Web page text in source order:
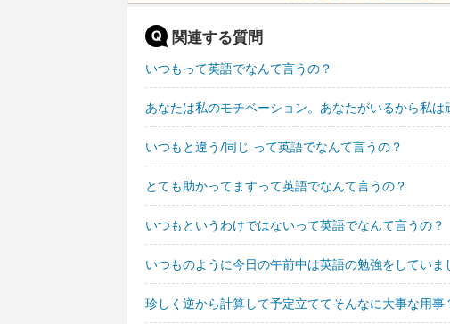
関連する質問
いつもって英語でなんて言うの？
あなたは私のモチベーション。あなたがいるから私
いつもと違う/同じ って英語でなんて言うの？
とても助かってますって英語でなんて言うの？
いつもというわけではないって英語でなんて言うの？
いつものように今日の午前中は英語の勉強をしてい
珍しく逆から計算して予定立ててそんなに大事な用事